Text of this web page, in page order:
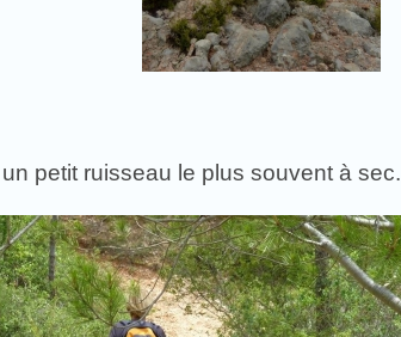
petit ruisseau le plus souvent à sec.